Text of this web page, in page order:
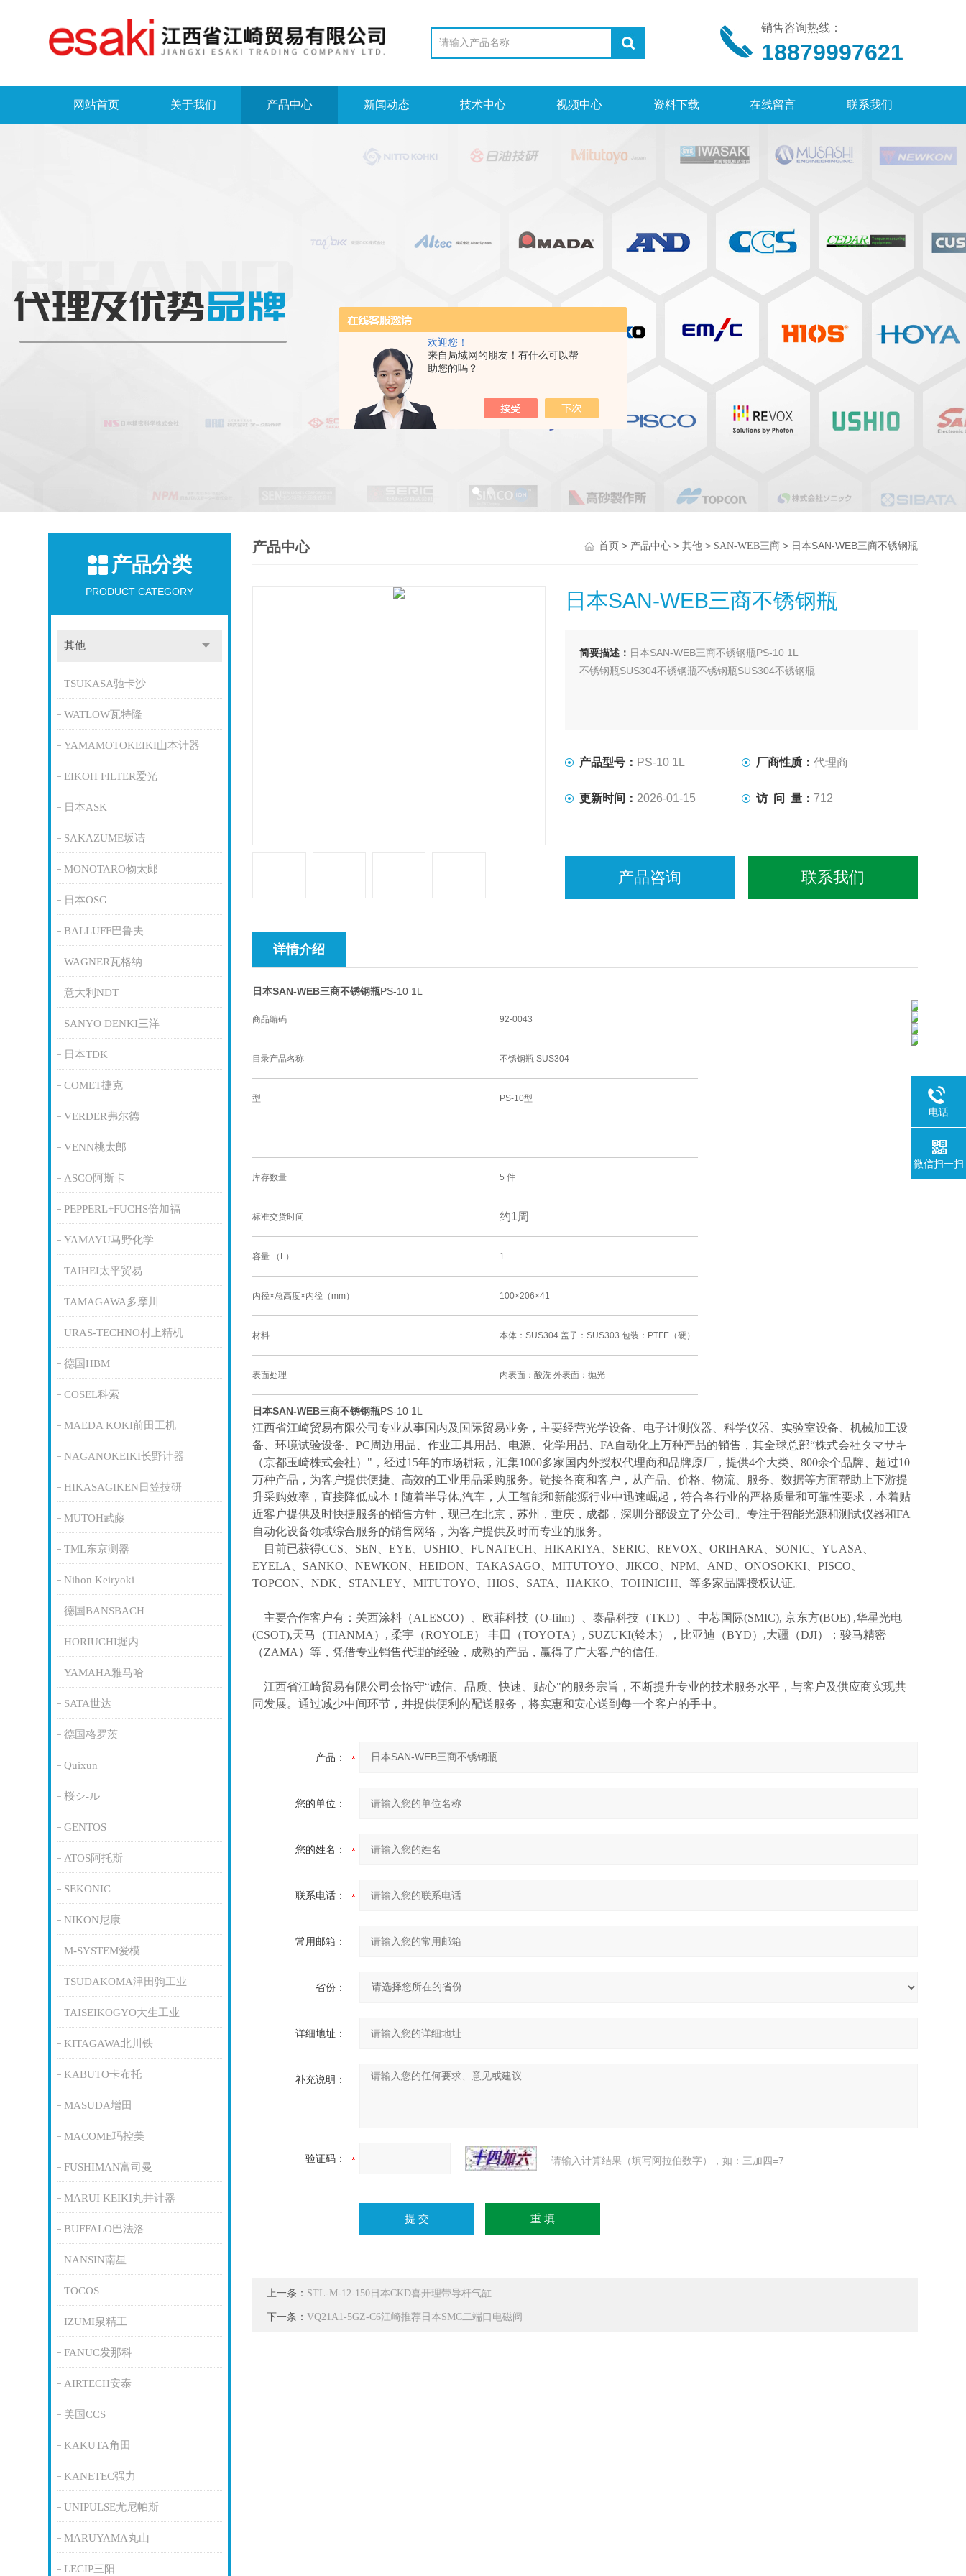
欢迎您！
来自局域网的朋友！有什么可以帮
助您的吗？
销售咨询热线：
18879997621
网站首页 关于我们 产品中心 新闻动态 技术中心 视频中心 资料下载 在线留言 联系我们
产品分类
PRODUCT CATEGORY
其他
TSUKASA驰卡沙
WATLOW瓦特隆
YAMAMOTOKEIKI山本计器
EIKOH FILTER爱光
日本ASK
SAKAZUME坂诘
MONOTARO物太郎
日本OSG
BALLUFF巴鲁夫
WAGNER瓦格纳
意大利NDT
SANYO DENKI三洋
日本TDK
COMET捷克
VERDER弗尔德
VENN桃太郎
ASCO阿斯卡
PEPPERL+FUCHS倍加福
YAMAYU马野化学
TAIHEI太平贸易
TAMAGAWA多摩川
URAS-TECHNO村上精机
德国HBM
COSEL科索
MAEDA KOKI前田工机
NAGANOKEIKI长野计器
HIKASAGIKEN日笠技研
MUTOH武藤
TML东京测器
Nihon Keiryoki
德国BANSBACH
HORIUCHI堀内
YAMAHA雅马哈
SATA世达
德国格罗茨
Quixun
桜シ-ル
GENTOS
ATOS阿托斯
SEKONIC
NIKON尼康
M-SYSTEM爱模
TSUDAKOMA津田驹工业
TAISEIKOGYO大生工业
KITAGAWA北川铁
KABUTO卡布托
MASUDA增田
MACOME玛控美
FUSHIMAN富司曼
MARUI KEIKI丸井计器
BUFFALO巴法洛
NANSIN南星
TOCOS
IZUMI泉精工
FANUC发那科
AIRTECH安泰
美国CCS
KAKUTA角田
KANETEC强力
UNIPULSE尤尼帕斯
MARUYAMA丸山
LECIP三阳
产品中心 首页> 产品中心> 其他> SAN-WEB三商> 日本SAN-WEB三商不锈钢瓶
日本SAN-WEB三商不锈钢瓶
简要描述： 日本SAN-WEB三商不锈钢瓶PS-10 1L
不锈钢瓶SUS304不锈钢瓶不锈钢瓶SUS304不锈钢瓶
产品型号： PS-10 1L 厂商性质： 代理商
更新时间： 2026-01-15 访 问 量： 712
产品咨询 联系我们
详情介绍
日本SAN-WEB三商不锈钢瓶PS-10 1L
商品编码 92-0043
目录产品名称 不锈钢瓶 SUS304
型 PS-10型
库存数量 5 件
标准交货时间 约1周
容量 （L） 1
内径×总高度×内径（mm） 100×206×41
材料 本体：SUS304 盖子：SUS303 包装：PTFE（硬）
表面处理 内表面：酸洗 外表面：抛光
日本SAN-WEB三商不锈钢瓶PS-10 1L
江西省江崎贸易有限公司专业从事国内及国际贸易业务，主要经营光学设备、电子计测仪器、科学仪器、实验室设备、机械加工设
备、环境试验设备、PC周边用品、作业工具用品、电源、化学用品、FA自动化上万种产品的销售，其全球总部“株式会社タマサキ
（京都玉崎株式会社）"，经过15年的市场耕耘 ，汇集1000多家国内外授权代理商和品牌原厂，提供4个大类、800余个品牌、超过10
万种产品，为客户提供便捷、高效的工业用品采购服务。链接各商和客户，从产品、价格、物流、服务、数据等方面帮助上下游提
升采购效率，直接降低成本！随着半导体,汽车，人工智能和新能源行业中迅速崛起，符合各行业的严格质量和可靠性要求，本着贴
近客户提供及时快捷服务的销售方针，现已在北京，苏州，重庆，成都，深圳分部设立了分公司。专注于智能光源和测试仪器和FA
自动化设备领域综合服务的销售网络，为客户提供及时而专业的服务。
目前已获得CCS、SEN、EYE、USHIO、FUNATECH、HIKARIYA、SERIC、REVOX、ORIHARA、SONIC、YUASA、
EYELA、SANKO、NEWKON、HEIDON、TAKASAGO、MITUTOYO、JIKCO、NPM、AND、ONOSOKKI、PISCO、
TOPCON、NDK、STANLEY、MITUTOYO、HIOS、SATA、HAKKO、TOHNICHI、等多家品牌授权认证。
主要合作客户有：关西涂料（ALESCO）、欧菲科技（O-film）、泰晶科技（TKD）、中芯国际(SMIC), 京东方(BOE) ,华星光电
(CSOT),天马（TIANMA）, 柔宇（ROYOLE） 丰田（TOYOTA）, SUZUKI(铃木），比亚迪（BYD）,大疆（DJI）；骏马精密
（ZAMA）等，凭借专业销售代理的经验，成熟的产品，赢得了广大客户的信任。
江西省江崎贸易有限公司会恪守“诚信、品质、快速、贴心"的服务宗旨，不断提升专业的技术服务水平，与客户及供应商实现共
同发展。通过减少中间环节，并提供便利的配送服务，将实惠和安心送到每一个客户的手中。
产品：
您的单位：
您的姓名：
联系电话：
常用邮箱：
省份：
详细地址：
补充说明：
验证码： 请输入计算结果（填写阿拉伯数字），如：三加四=7
上一条： STL-M-12-150日本CKD喜开理带导杆气缸
下一条：VQ21A1-5GZ-C6江崎推荐日本SMC二端口电磁阀
电话
微信扫一扫